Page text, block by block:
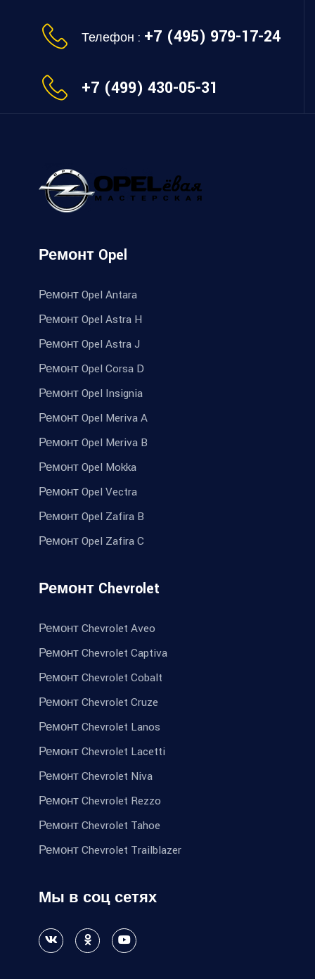
Телефон : +7 (495) 979-17-24
+7 (499) 430-05-31
Ремонт Opel
Ремонт Opel Antara
Ремонт Opel Astra H
Ремонт Opel Astra J
Ремонт Opel Corsa D
Ремонт Opel Insignia
Ремонт Opel Meriva A
Ремонт Opel Meriva B
Ремонт Opel Mokka
Ремонт Opel Vectra
Ремонт Opel Zafira B
Ремонт Opel Zafira C
Ремонт Chevrolet
Ремонт Chevrolet Aveo
Ремонт Chevrolet Captiva
Ремонт Chevrolet Cobalt
Ремонт Chevrolet Cruze
Ремонт Chevrolet Lanos
Ремонт Chevrolet Lacetti
Ремонт Chevrolet Niva
Ремонт Chevrolet Rezzo
Ремонт Chevrolet Tahoe
Ремонт Chevrolet Trailblazer
Мы в соц сетях